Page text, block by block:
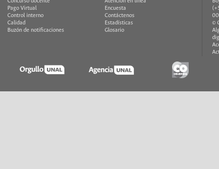
Pago Virtual
Control interno
Calidad
Buzón de notificaciones
Encuesta
Contáctenos
Estadísticas
Glosario
©